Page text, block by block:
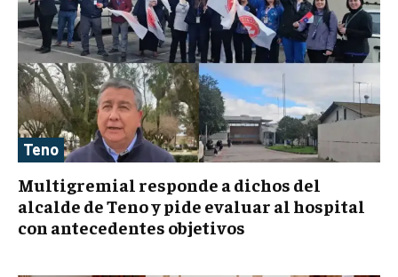
Teno
Multigremial responde a dichos del
alcalde de Teno y pide evaluar al hospital
con antecedentes objetivos